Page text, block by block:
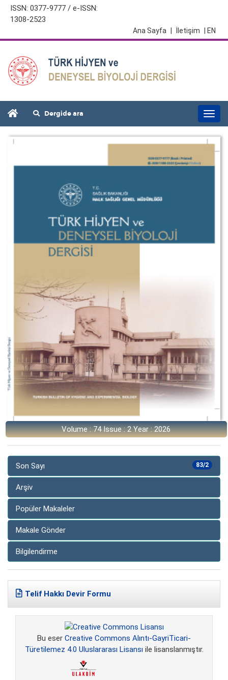
ISSN: 0377-9777 / e-ISSN:
1308-2523
| EN
İletişim
Ana Sayfa
Dergide ara
Volume : 74 Issue : 2 Year : 2026
83/2
Son Sayı
Arşiv
Popüler Makaleler
Makale Gönder
Bilgilendirme
Telif Hakkı Devir Formu
Bu eser Creative Commons Alıntı-GayriTicari-
Türetilemez 4.0 Uluslararası Lisansı ile lisanslanmıştır.